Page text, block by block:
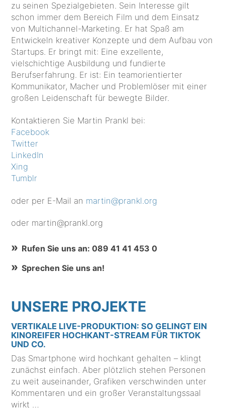
zu seinen Spezialgebieten. Sein Interesse gilt
schon immer dem Bereich Film und dem Einsatz
von Multichannel-Marketing. Er hat Spaß am
Entwickeln kreativer Konzepte und dem Aufbau von
Startups. Er bringt mit: Eine exzellente,
vielschichtige Ausbildung und fundierte
Berufserfahrung. Er ist: Ein teamorientierter
Kommunikator, Macher und Problemlöser mit einer
großen Leidenschaft für bewegte Bilder.
Kontaktieren Sie Martin Prankl bei:
Facebook
Twitter
LinkedIn
Xing
Tumblr
oder per E-Mail an martin@prankl.org
oder martin@prankl.org
Rufen Sie uns an: 089 41 41 453 0
Sprechen Sie uns an!
UNSERE PROJEKTE
VERTIKALE LIVE-PRODUKTION: SO GELINGT EIN
KINOREIFER HOCHKANT-STREAM FÜR TIKTOK
UND CO.
Das Smartphone wird hochkant gehalten – klingt
zunächst einfach. Aber plötzlich stehen Personen
zu weit auseinander, Grafiken verschwinden unter
Kommentaren und ein großer Veranstaltungssaal
wirkt …